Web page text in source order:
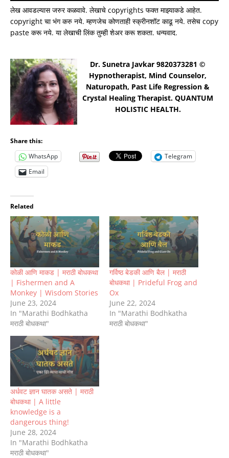
लेख आवडल्यास जरुर कळवावे. लेखाचे copyrights फक्त माझ्याकडे आहेत.
copyright चा भंग करु नये. म्हणजेच कोणताही स्क्रीनशॉट काढू नये. तसेच copy
paste करू नये. या लेखाची लिंक तुम्ही शेअर करू शकता. धन्यवाद.
Dr. Sunetra Javkar 9820373281 ©
Hypnotherapist, Mind Counselor,
Naturopath, Past Life Regression &
Crystal Healing Therapist. QUANTUM
HOLISTIC HEALTH.
Share this:
WhatsApp
Telegram
Email
Related
कोळी आणि माकड | मराठी बोधकथा
| Fishermen and A
Monkey | Wisdom Stories
June 23, 2024
In "Marathi Bodhkatha
मराठी बोधकथा"
गर्विष्ठ बेडकी आणि बैल | मराठी
बोधकथा | Prideful Frog and
Ox
June 22, 2024
In "Marathi Bodhkatha
मराठी बोधकथा"
अर्धवट ज्ञान घातक असते | मराठी
बोधकथा | A little
knowledge is a
dangerous thing!
June 28, 2024
In "Marathi Bodhkatha
मराठी बोधकथा"